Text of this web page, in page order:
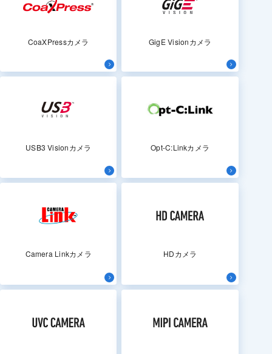
CoaXPressカメラ GigE Visionカメラ
USB3 Visionカメラ Opt-C:Linkカメラ
Camera Linkカメラ HDカメラ